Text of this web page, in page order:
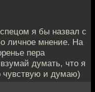
я бы назвал с
личное мнение. На
пера
думать, что я
чувствую и думаю)